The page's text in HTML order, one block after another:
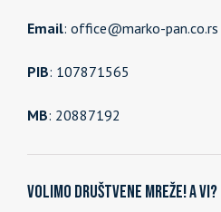
Email: office@marko-pan.co.rs
PIB: 107871565
MB: 20887192
Volimo društvene mreže! A vi?